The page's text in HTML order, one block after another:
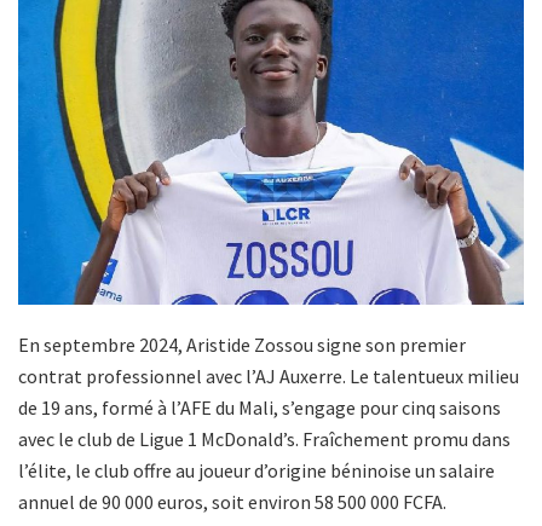
En septembre 2024, Aristide Zossou signe son premier
contrat professionnel avec l’AJ Auxerre. Le talentueux milieu
de 19 ans, formé à l’AFE du Mali, s’engage pour cinq saisons
avec le club de Ligue 1 McDonald’s. Fraîchement promu dans
l’élite, le club offre au joueur d’origine béninoise un salaire
annuel de 90 000 euros, soit environ 58 500 000 FCFA.